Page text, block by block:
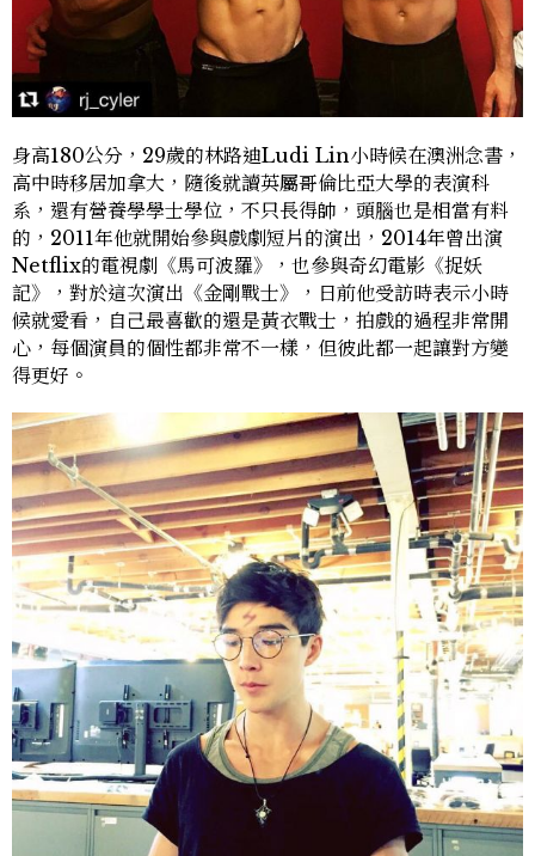
身高180公分，29歲的林路迪Ludi Lin小時候在澳洲念書，
高中時移居加拿大，隨後就讀英屬哥倫比亞大學的表演科
系，還有營養學學士學位，不只長得帥，頭腦也是相當有料
的，2011年他就開始參與戲劇短片的演出，2014年曾出演
Netflix的電視劇《馬可波羅》，也參與奇幻電影《捉妖
記》，對於這次演出《金剛戰士》，日前他受訪時表示小時
候就愛看，自己最喜歡的還是黃衣戰士，拍戲的過程非常開
心，每個演員的個性都非常不一樣，但彼此都一起讓對方變
得更好。